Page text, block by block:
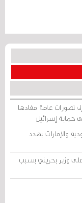
تصورات عامة مفادها
حماية إسرائيل
والإمارات يهدد
وزير بحريني بسبب